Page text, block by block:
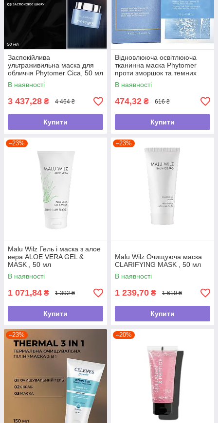
Заспокійлива
ультраживильна маска для
обличчя Phytomer Cica, 50 мл
В наявності
3 437,28 ₴ 4 464 ₴
Купити
Відновлююча освітлююча
тканинна маска Phytomer
проти зморшок та темних
плям "Oligoforce" , 23г
В наявності
474,32 ₴ 616 ₴
Купити
–23%
Malu Wilz Гель і маска з алое
вера ALOE VERA GEL &
MASK , 50 мл
В наявності
1 071,84 ₴ 1 392 ₴
Купити
–23%
Malu Wilz Очищуюча маска
CLARIFYING MASK , 50 мл
В наявності
1 239,70 ₴ 1 610 ₴
Купити
–23% –20%